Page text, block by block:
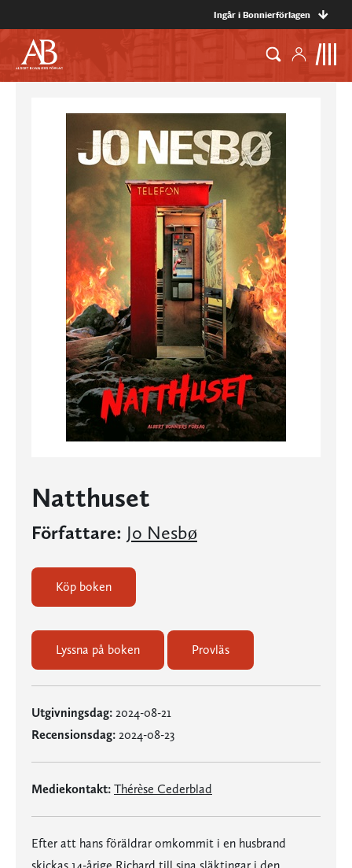
Ingår i Bonnierförlagen
Natthuset
Författare: Jo Nesbø
Köp boken
Lyssna på boken Provläs
Utgivningsdag: 2024-08-21
Recensionsdag: 2024-08-23
Mediekontakt: Thérèse Cederblad
Efter att hans föräldrar omkommit i en husbrand